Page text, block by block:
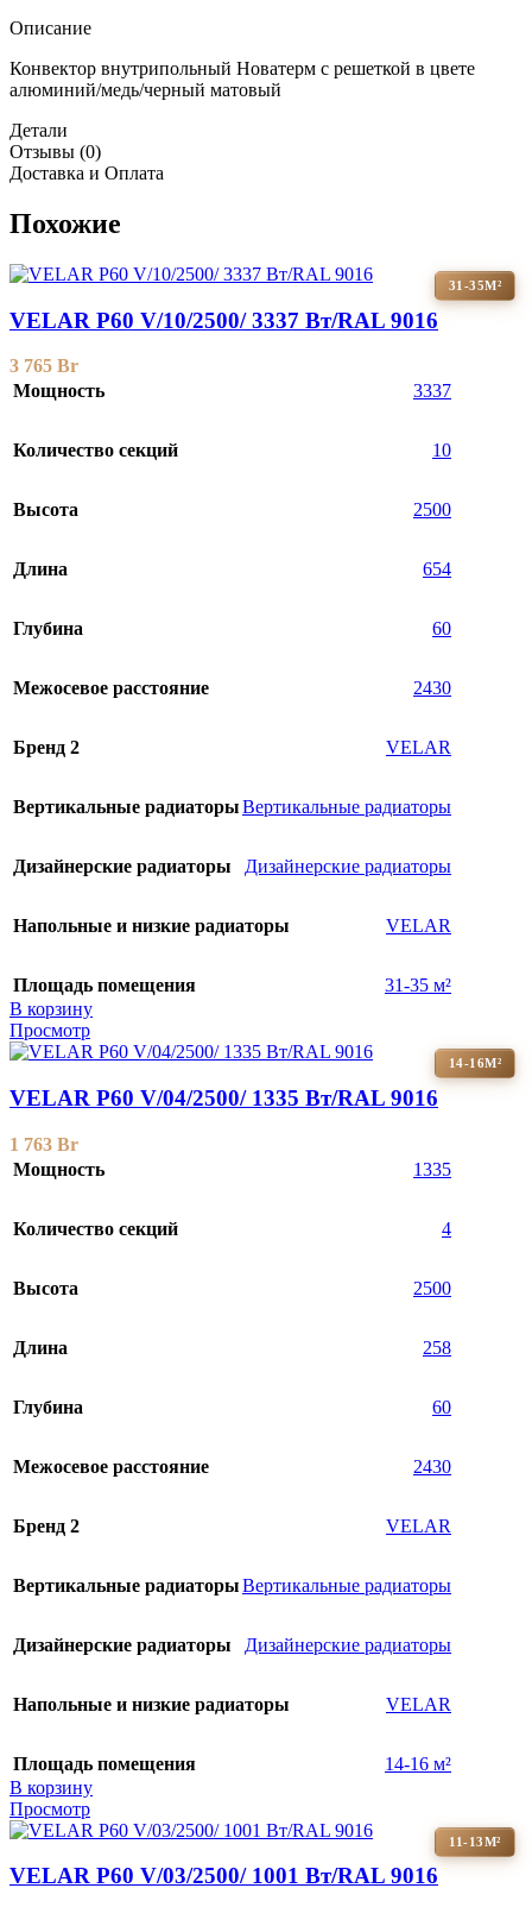
Описание
Конвектор внутрипольный Новатерм с решеткой в цвете
алюминий/медь/черный матовый
Детали
Отзывы (0)
Доставка и Оплата
Похожие
31-35М²
VELAR P60 V/10/2500/ 3337 Bт/RAL 9016
3 765 Br
Мощность
3337
Количество секций 10
Высота 2500
Длина 654
Глубина 60
Межосевое расстояние 2430
Бренд 2 VELAR
Вертикальные радиаторыВертикальные радиаторы
Дизайнерские радиаторы Дизайнерские радиаторы
Напольные и низкие радиаторы VELAR
Площадь помещения
31-35 м²
В корзину
Просмотр
14-16М²
VELAR P60 V/04/2500/ 1335 Bт/RAL 9016
1 763 Br
Мощность
1335
Количество секций 4
Высота 2500
Длина 258
Глубина 60
Межосевое расстояние 2430
Бренд 2 VELAR
Вертикальные радиаторыВертикальные радиаторы
Дизайнерские радиаторы Дизайнерские радиаторы
Напольные и низкие радиаторы VELAR
Площадь помещения
14-16 м²
В корзину
Просмотр
11-13М²
VELAR P60 V/03/2500/ 1001 Bт/RAL 9016